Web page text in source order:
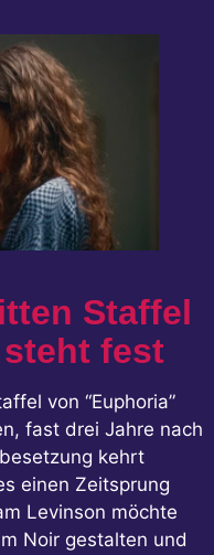
Staffel
fest
von “Euphoria”
fast drei Jahre nach
kehrt
einen Zeitsprung
Levinson möchte
Noir gestalten und